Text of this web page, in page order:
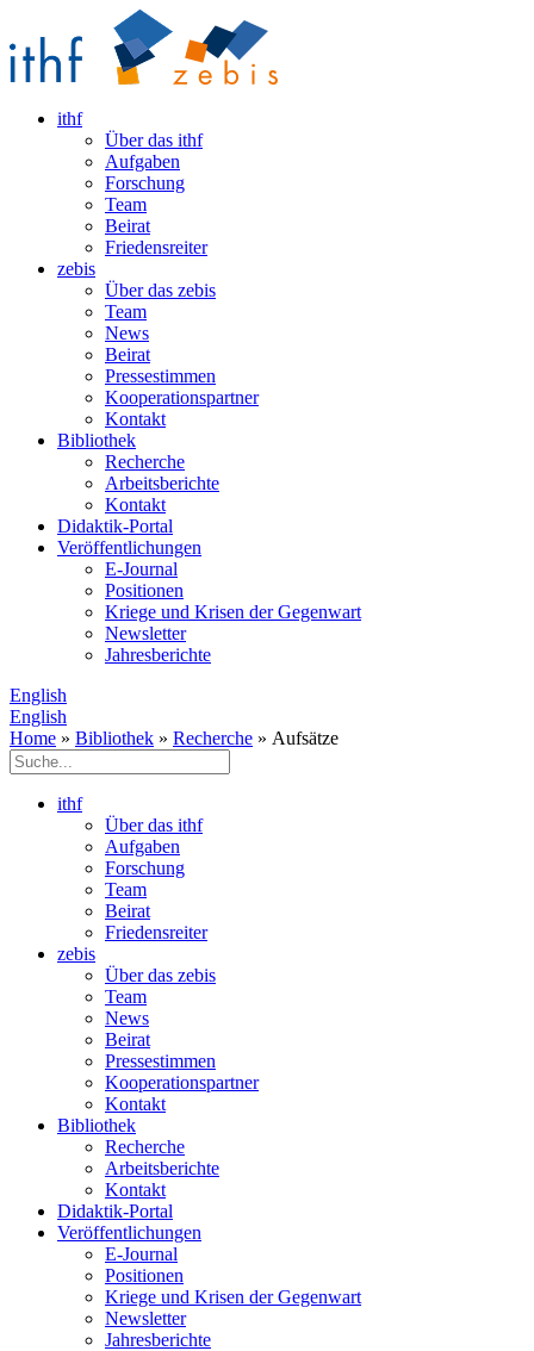
ithf
Über das ithf
Aufgaben
Forschung
Team
Beirat
Friedensreiter
zebis
Über das zebis
Team
News
Beirat
Pressestimmen
Kooperationspartner
Kontakt
Bibliothek
Recherche
Arbeitsberichte
Kontakt
Didaktik-Portal
Veröffentlichungen
E­-Journal
Positionen
Kriege und Krisen der Gegenwart
Newsletter
Jahresberichte
English
English
Home » Bibliothek » Recherche » Aufsätze
ithf
Über das ithf
Aufgaben
Forschung
Team
Beirat
Friedensreiter
zebis
Über das zebis
Team
News
Beirat
Pressestimmen
Kooperationspartner
Kontakt
Bibliothek
Recherche
Arbeitsberichte
Kontakt
Didaktik-Portal
Veröffentlichungen
E­-Journal
Positionen
Kriege und Krisen der Gegenwart
Newsletter
Jahresberichte